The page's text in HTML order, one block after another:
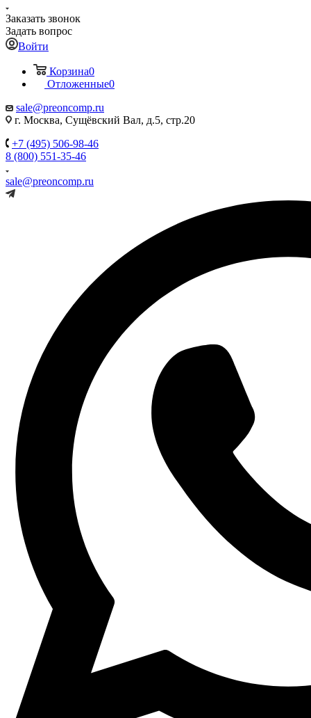
Заказать звонок
Задать вопрос
Войти
Корзина0
Отложенные0
sale@preoncomp.ru
г. Москва, Сущёвский Вал, д.5, стр.20
+7 (495) 506-98-46
8 (800) 551-35-46
sale@preoncomp.ru